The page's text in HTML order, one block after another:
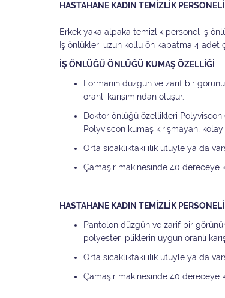
HASTAHANE KADIN TEMİZLİK
Erkek yaka alpaka temizlik personel iş
İş önlükleri uzun kollu ön kapatma 4 adet
İŞ ÖNLÜĞÜ ÖNLÜĞÜ KUMAŞ ÖZELLİĞİ
Formanın düzgün ve zarif bir
oranlı karışımından oluşur.
Doktor önlüğü özellikleri Polyviscon
Polyviscon kumaş kırışmayan,
Orta sıcaklıktaki ılık ütüyle ya da
Çamaşır makinesinde 40 dereceye
HASTAHANE KADIN TEMİZLİK
Pantolon düzgün ve zarif bir
polyester ipliklerin uygun oranlı
Orta sıcaklıktaki ılık ütüyle ya da
Çamaşır makinesinde 40 dereceye